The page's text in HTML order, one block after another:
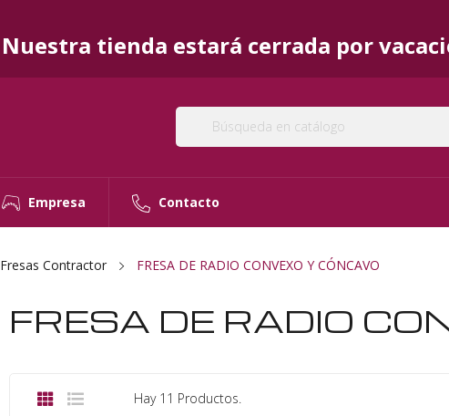
Nuestra tienda estará cerrada por
Empresa Contacto
Fresas Contractor FRESA DE RADIO CONVEXO Y CÓNCAVO
FRESA DE RADIO
Hay 11 Productos.